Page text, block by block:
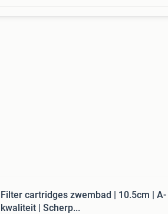
Filter cartridges zwembad | 10.5cm | A-
kwaliteit | Scherp...